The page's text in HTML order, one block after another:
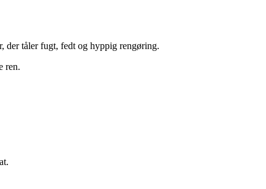
der tåler fugt, fedt og hyppig rengøring.
ren.